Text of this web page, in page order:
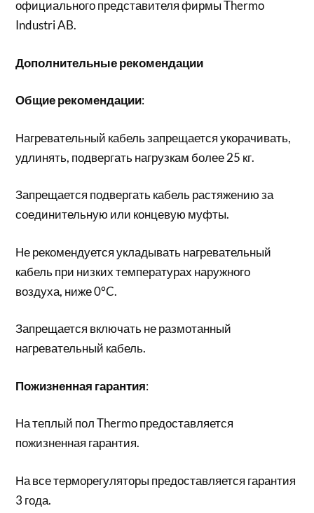
официального представителя фирмы Thermo
Industri AB.
Дополнительные рекомендации
Общие рекомендации:
Нагревательный кабель запрещается укорачивать,
удлинять, подвергать нагрузкам более 25 кг.
Запрещается подвергать кабель растяжению за
соединительную или концевую муфты.
Не рекомендуется укладывать нагревательный
кабель при низких температурах наружного
воздуха, ниже 0°C.
Запрещается включать не размотанный
нагревательный кабель.
Пожизненная гарантия:
На теплый пол Thermo предоставляется
пожизненная гарантия.
На все терморегуляторы предоставляется гарантия
3 года.